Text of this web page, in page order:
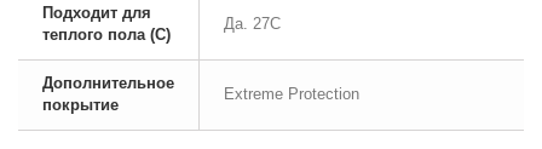
Подходит для
теплого пола (С)
Да. 27С
Дополнительное
покрытие
Extreme Protection